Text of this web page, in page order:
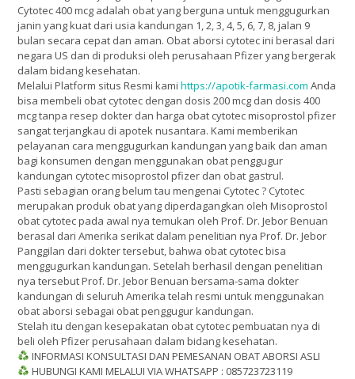
Cytotec 400 mcg adalah obat yang berguna untuk menggugurkan
janin yang kuat dari usia kandungan 1, 2, 3, 4, 5, 6, 7, 8, jalan 9
bulan secara cepat dan aman. Obat aborsi cytotec ini berasal dari
negara US dan di produksi oleh perusahaan Pfizer yang bergerak
dalam bidang kesehatan.
Melalui Platform situs Resmi kami https://apotik-farmasi.com Anda
bisa membeli obat cytotec dengan dosis 200 mcg dan dosis 400
mcg tanpa resep dokter dan harga obat cytotec misoprostol pfizer
sangat terjangkau di apotek nusantara. Kami memberikan
pelayanan cara menggugurkan kandungan yang baik dan aman
bagi konsumen dengan menggunakan obat penggugur
kandungan cytotec misoprostol pfizer dan obat gastrul.
Pasti sebagian orang belum tau mengenai Cytotec ? Cytotec
merupakan produk obat yang diperdagangkan oleh Misoprostol
obat cytotec pada awal nya temukan oleh Prof. Dr. Jebor Benuan
berasal dari Amerika serikat dalam penelitian nya Prof. Dr. Jebor
Panggilan dari dokter tersebut, bahwa obat cytotec bisa
menggugurkan kandungan. Setelah berhasil dengan penelitian
nya tersebut Prof. Dr. Jebor Benuan bersama-sama dokter
kandungan di seluruh Amerika telah resmi untuk menggunakan
obat aborsi sebagai obat penggugur kandungan.
Stelah itu dengan kesepakatan obat cytotec pembuatan nya di
beli oleh Pfizer perusahaan dalam bidang kesehatan.
INFORMASI KONSULTASI DAN PEMESANAN OBAT ABORSI ASLI
HUBUNGI KAMI MELALUI VIA WHATSAPP : 085723723119